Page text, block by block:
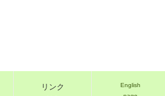
リンク
English